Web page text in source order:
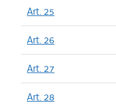
Art. 25
Art. 26
Art. 27
Art. 28